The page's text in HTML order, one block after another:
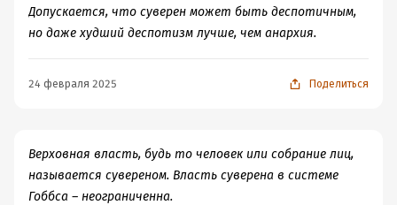
Сейчас кажутся наивными труды Аристотеля по этике и
политике, его высказывания, например, что
лучший возраст для начала брачных отношений у
очень понравилась. Речь идёт не о банальном
бессмертии личности, когда та, облечённая в монаду
через реинкарнации продолжает свои кармические
Допускается, что суверен может быть деспотичным,
но даже худший деспотизм лучше, чем анархия.
24 февраля 2025 Поделиться
Верховная власть, будь то человек или собрание лиц,
называется сувереном. Власть суверена в системе
Гоббса – неограниченна.